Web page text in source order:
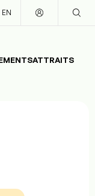
EN
ATTRAITS